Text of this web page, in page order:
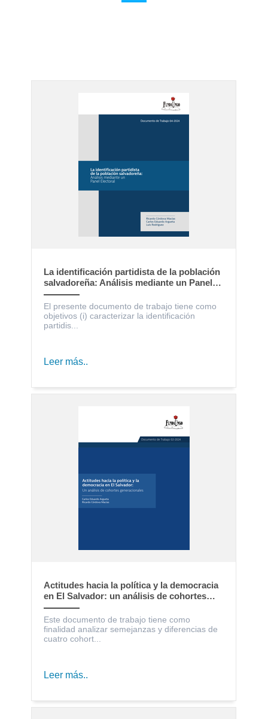
La identificación partidista de la población
salvadoreña: Análisis mediante un Panel
Electoral
El presente documento de trabajo tiene como
objetivos (i) caracterizar la identificación
partidis...
Leer más..
Actitudes hacia la política y la democracia
en El Salvador: un análisis de cohortes
generacionales
Este documento de trabajo tiene como
finalidad analizar semejanzas y diferencias de
cuatro cohort...
Leer más..